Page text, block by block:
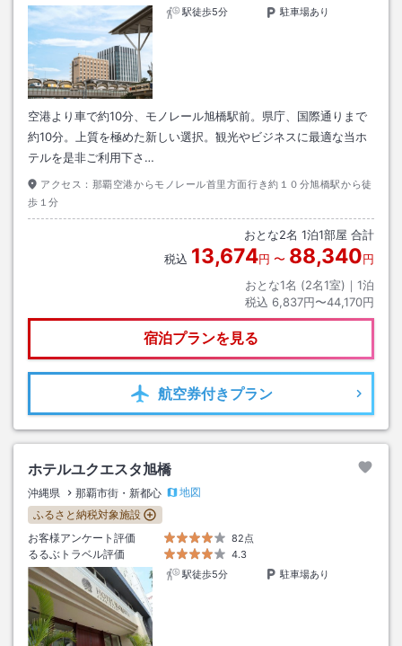
駅徒歩5分
駐車場あり
空港より車で約10分、モノレール旭橋駅前。県庁、国際通りまで
約10分。上質を極めた新しい選択。観光やビジネスに最適な当ホ
テルを是非ご利用下さ…
アクセス： 那覇空港からモノレール首里方面行き約１０分旭橋駅から徒
歩１分
おとな2名 1泊1部屋 合計
税込 13,674円 〜 88,340円
おとな1名 (2名1室)｜ 1泊
税込 6,837円〜44,170円
宿泊プランを見る
航空券付きプラン
ホテルユクエスタ旭橋
沖縄県 那覇市街・新都心
地図
ふるさと納税対象施設
お客様アンケート評価
82点
るるぶトラベル評価
4.3
駅徒歩5分
駐車場あり